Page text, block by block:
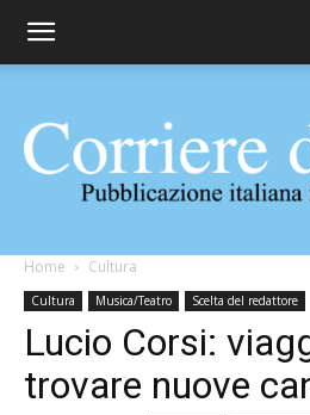
Home Cultura
Cultura Musica/Teatro Scelta del redattore
Lucio Corsi:
trovare nuove